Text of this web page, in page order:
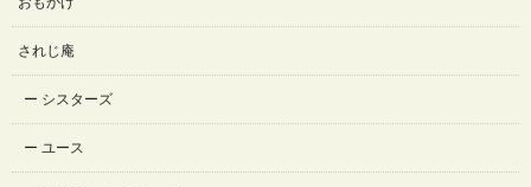
されじ庵
シスターズ
ユース